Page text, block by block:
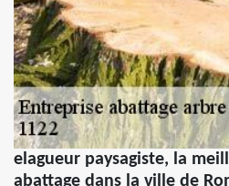
elagueur paysagiste, la
abattage dans la ville de